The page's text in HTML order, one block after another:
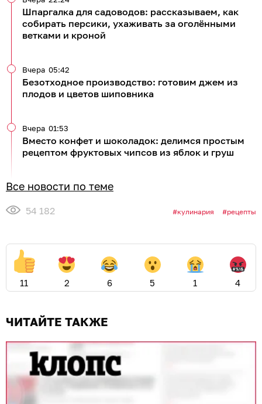
Шпаргалка для садоводов: рассказываем, как
собирать персики, ухаживать за оголёнными
ветками и кроной
Безотходное производство: готовим джем из
плодов и цветов шиповника
Вчера 05:42
Вместо конфет и шоколадок: делимся простым
рецептом фруктовых чипсов из яблок и груш
Вчера 01:53
Все новости по теме
54 182 кулинария рецепты
11 2 6 5 1 4
ЧИТАЙТЕ ТАКЖЕ